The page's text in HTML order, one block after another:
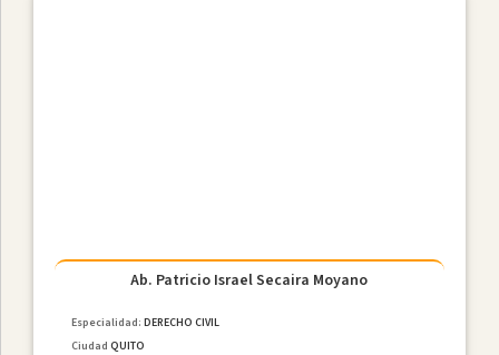
Ab. Patricio Israel Secaira Moyano
Especialidad:DERECHO CIVIL
Ciudad QUITO